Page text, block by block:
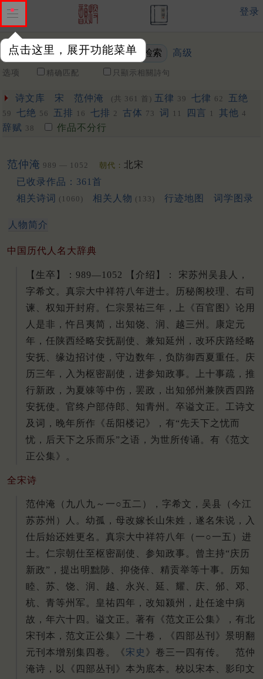
点击这里，展开功能菜单
登录
关键词 高级
选项 精确匹配 只顯示相關詩句
诗文库 宋 范仲淹 (共 361 首) 五律 39 七律 62 五绝
59 七绝 56 五排 16 七排 2 古体 73 词 11 四言 1 其他 4
辞赋 38 作品不分行
范仲淹 989 — 1052 朝代： 北宋
已收录作品：361首
相关诗词 (1060) 相关人物 (133) 行迹地图 词学图录
人物简介
中国历代人名大辞典
【生卒】：989—1052 【介绍】： 宋苏州吴县人，
字希文。真宗大中祥符八年进士。历秘阁校理、右司
谏、权知开封府。仁宗景祐三年，上《百官图》论用
人是非，忤吕夷简，出知饶、润、越三州。康定元
年，任陕西经略安抚副使、兼知延州，改环庆路经略
安抚、缘边招讨使，守边数年，负防御西夏重任。庆
历三年，入为枢密副使，进参知政事。上十事疏，推
行新政，为夏竦等中伤，罢政，出知邠州兼陕西四路
安抚使。官终户部侍郎、知青州。卒谥文正。工诗文
及词，晚年所作《岳阳楼记》，有“先天下之忧而
忧，后天下之乐而乐”之语，为世所传诵。有《范文
正公集》。
全宋诗
范仲淹（九八九～一○五二），字希文，吴县（今江
苏苏州）人。幼孤，母改嫁长山朱姓，遂名朱说，入
仕后始还姓更名。真宗大中祥符八年（一○一五）进
士。仁宗朝仕至枢密副使、参知政事。曾主持“庆历
新政”，提出明黜陟、抑侥倖、精贡举等十事。历知
睦、苏、饶、润、越、永兴、延、耀、庆、邠、邓、
杭、青等州军。皇祐四年，改知颍州，赴任途中病
故，年六十四。谥文正。著有《范文正公集》，有北
宋刊本，范文正公集》二十卷，《四部丛刊》景明翻
元刊本增别集四卷。《宋史 》卷三一四有传。 范仲
淹诗，以《四部丛刊》本为底本。校以宋本、影印文